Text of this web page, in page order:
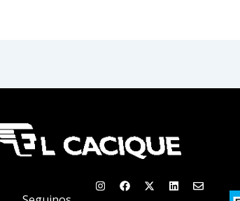
InstagramFacebook
X-
twitter
Linkedin